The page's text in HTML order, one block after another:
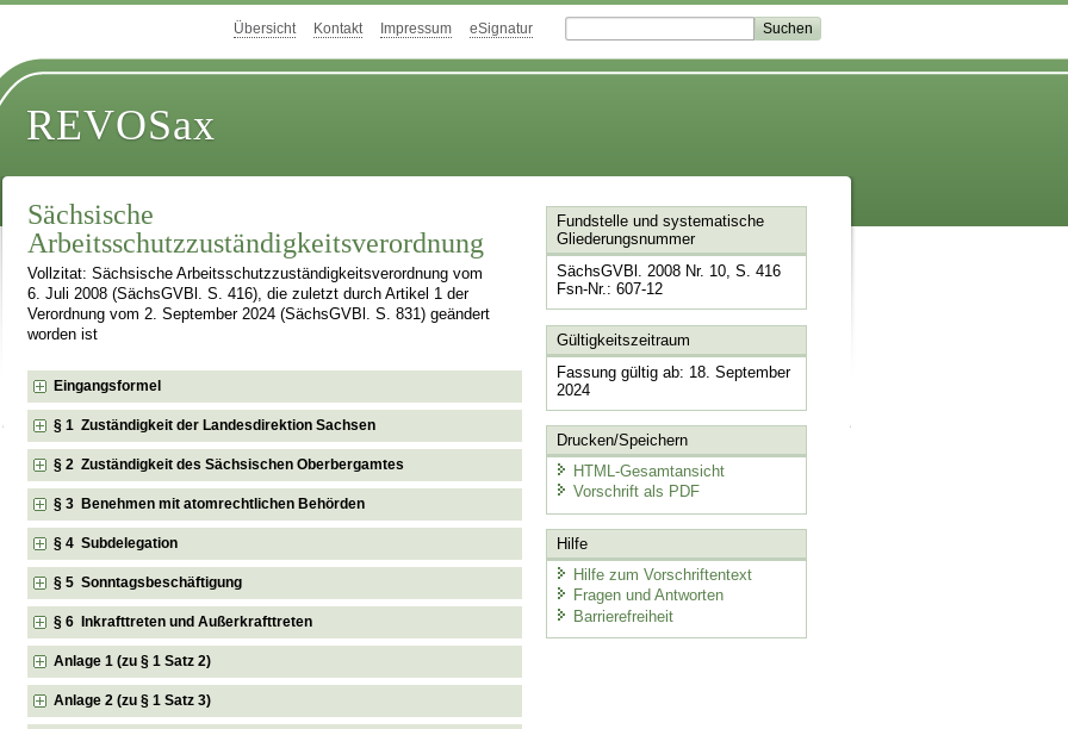
Übersicht Kontakt Impressum eSignatur
REVOSax
Sächsische
Arbeitsschutzzuständigkeitsverordnung
Vollzitat: Sächsische Arbeitsschutzzuständigkeitsverordnung vom
6. Juli 2008 (SächsGVBl. S. 416), die zuletzt durch Artikel 1 der
Verordnung vom 2. September 2024 (SächsGVBl. S. 831) geändert
worden ist
Eingangsformel
§ 1 Zuständigkeit der Landesdirektion Sachsen
§ 2 Zuständigkeit des Sächsischen Oberbergamtes
§ 3 Benehmen mit atomrechtlichen Behörden
§ 4 Subdelegation
§ 5 Sonntagsbeschäftigung
§ 6 Inkrafttreten und Außerkrafttreten
Anlage 1 (zu § 1 Satz 2)
Anlage 2 (zu § 1 Satz 3)
Fundstelle und systematische
Gliederungsnummer
SächsGVBl. 2008 Nr. 10, S. 416
Fsn-Nr.: 607-12
Gültigkeitszeitraum
Fassung gültig ab: 18. September
2024
Drucken/Speichern
HTML-Gesamtansicht
Vorschrift als PDF
Hilfe
Hilfe zum Vorschriftentext
Fragen und Antworten
Barrierefreiheit